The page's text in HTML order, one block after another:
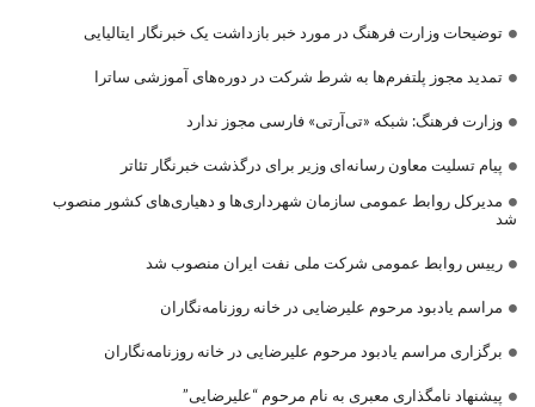
توضیحات وزارت فرهنگ در مورد خبر بازداشت یک خبرنگار ایتالیایی
تمدید مجوز پلتفرم‌ها به شرط شرکت در دوره‌های آموزشی ساترا
وزارت فرهنگ: شبکه «تی‌آرتی» فارسی مجوز ندارد
پیام تسلیت معاون رسانه‌ای وزیر برای درگذشت خبرنگار تئاتر
مدیرکل روابط عمومی سازمان شهرداری‌ها و دهیاری‌های کشور منصوب
شد
رییس روابط عمومی شرکت ملی نفت ایران منصوب شد
مراسم یادبود مرحوم علیرضایی در خانه روزنامه‌نگاران
برگزاری مراسم یادبود مرحوم علیرضایی در خانه روزنامه‌نگاران
پیشنهاد نامگذاری معبری به نام مرحوم “علیرضایی”